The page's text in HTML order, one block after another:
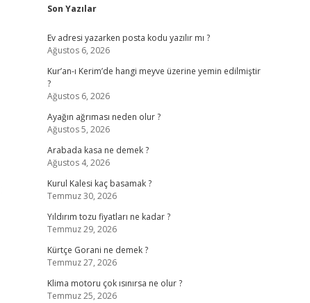
Sidebar
Son Yazılar
Ev adresi yazarken posta kodu yazılır mı ?
Ağustos 6, 2026
Kur’an-ı Kerim’de hangi meyve üzerine yemin edilmiştir
?
Ağustos 6, 2026
Ayağın ağrıması neden olur ?
Ağustos 5, 2026
Arabada kasa ne demek ?
Ağustos 4, 2026
Kurul Kalesi kaç basamak ?
Temmuz 30, 2026
Yıldırım tozu fiyatları ne kadar ?
Temmuz 29, 2026
Kürtçe Gorani ne demek ?
Temmuz 27, 2026
Klima motoru çok ısınırsa ne olur ?
Temmuz 25, 2026